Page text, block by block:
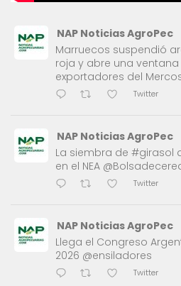
NAP Noticias AgroPec
Marruecos suspendió
roja y abre una
exportadores del
Twitter
NAP Noticias AgroPec
La siembra de #girasol
en el NEA
Twitter
NAP Noticias AgroPec
Llega el Congreso
2026 @ensiladores
Twitter